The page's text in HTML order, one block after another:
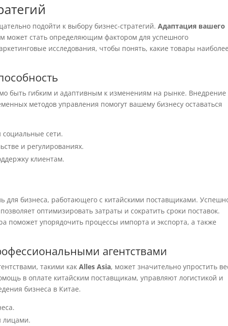
подойти к выбору бизнес-стратегий.Адаптация вашего
может стать определяющим фактором для успешного
исследования, чтобы понять, какие товары наиболее
быть гибким и адаптивным к изменениям на рынке. Внедрение
методов управления помогут вашему бизнесу оставаться
сети.
и регулированиях.
клиентам.
для бизнеса, работающего с китайскими поставщиками.
оптимизировать затраты и сократить сроки поставок.
поможет упорядочить процессы импорта и экспорта, а также
агентствами
такими какAlles Asia, может значительно упростить
в оплате китайским поставщикам, управляют логистикой и
бизнеса в Китае.
лицами.